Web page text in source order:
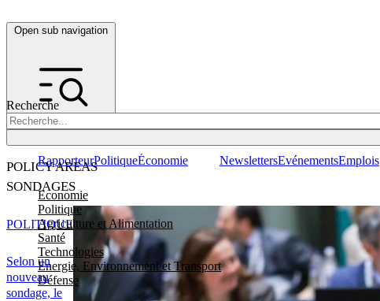
Open sub navigation
Recherche
POLICY AREAS
Economie
Politique
Agriculture et Alimentation
Santé
Technologies
Energie, Environnement et Transport
Défense
RapporteurPolitiqueÉconomie NewslettersEvénementsEmplois
SONDAGES
Selon un
nouveau
sondage, le
POLITIQUE